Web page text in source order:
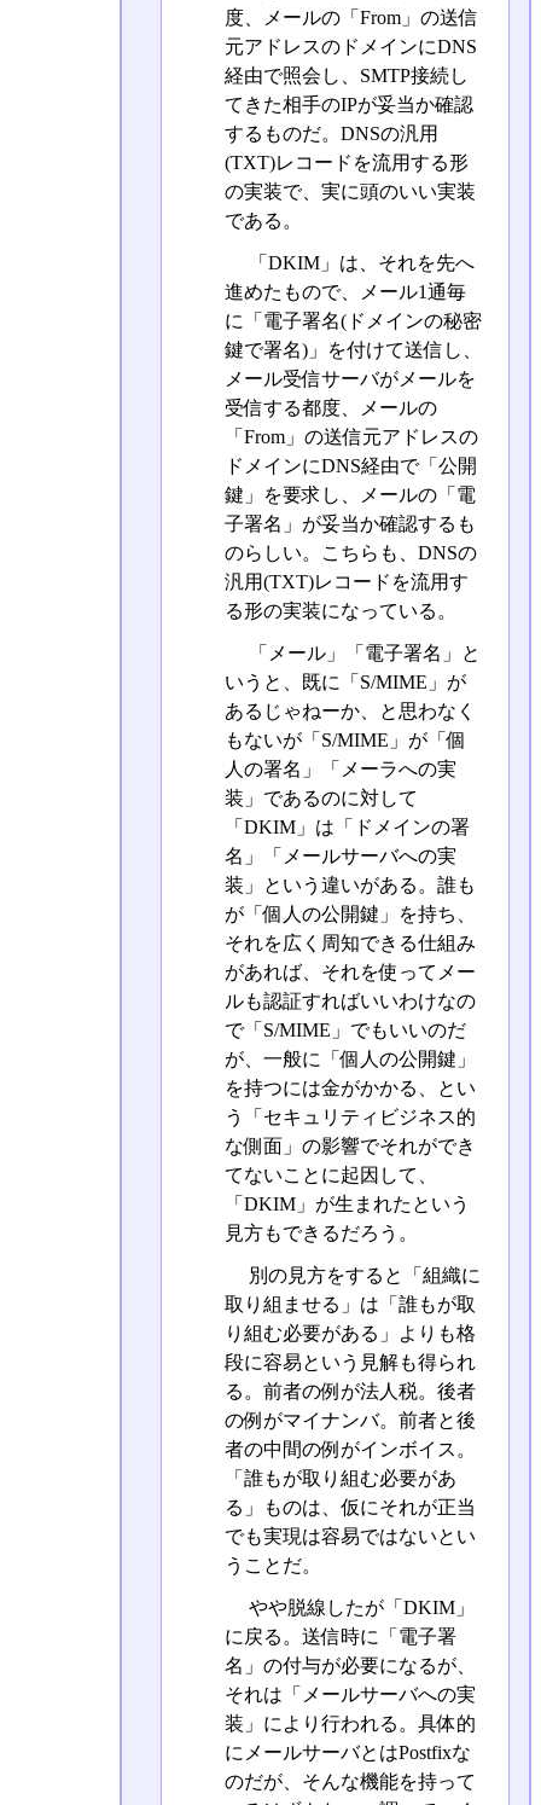
度、メールの「From」の送信
元アドレスのドメインにDNS
経由で照会し、SMTP接続し
てきた相手のIPが妥当か確認
するものだ。DNSの汎用
(TXT)レコードを流用する形
の実装で、実に頭のいい実装
である。
「DKIM」は、それを先へ
進めたもので、メール1通毎
に「電子署名(ドメインの秘密
鍵で署名)」を付けて送信し、
メール受信サーバがメールを
受信する都度、メールの
「From」の送信元アドレスの
ドメインにDNS経由で「公開
鍵」を要求し、メールの「電
子署名」が妥当か確認するも
のらしい。こちらも、DNSの
汎用(TXT)レコードを流用す
る形の実装になっている。
「メール」「電子署名」と
いうと、既に「S/MIME」が
あるじゃねーか、と思わなく
もないが「S/MIME」が「個
人の署名」「メーラへの実
装」であるのに対して
「DKIM」は「ドメインの署
名」「メールサーバへの実
装」という違いがある。誰も
が「個人の公開鍵」を持ち、
それを広く周知できる仕組み
があれば、それを使ってメー
ルも認証すればいいわけなの
で「S/MIME」でもいいのだ
が、一般に「個人の公開鍵」
を持つには金がかかる、とい
う「セキュリティビジネス的
な側面」の影響でそれができ
てないことに起因して、
「DKIM」が生まれたという
見方もできるだろう。
別の見方をすると「組織に
取り組ませる」は「誰もが取
り組む必要がある」よりも格
段に容易という見解も得られ
る。前者の例が法人税。後者
の例がマイナンバ。前者と後
者の中間の例がインボイス。
「誰もが取り組む必要があ
る」ものは、仮にそれが正当
でも実現は容易ではないとい
うことだ。
やや脱線したが「DKIM」
に戻る。送信時に「電子署
名」の付与が必要になるが、
それは「メールサーバへの実
装」により行われる。具体的
にメールサーバとはPostfixな
のだが、そんな機能を持って